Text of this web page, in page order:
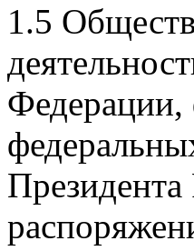
1.5
Федерации,